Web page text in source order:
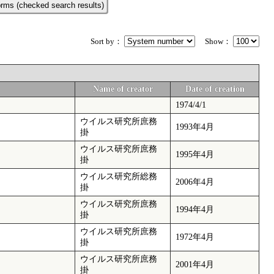
(checked search results)
Show：
Sort by：
Name of creator
Date of creation
1974/4/1
ウイルス研究所庶務
掛
1993年4月
ウイルス研究所庶務
掛
1995年4月
ウイルス研究所総務
掛
2006年4月
ウイルス研究所庶務
掛
1994年4月
ウイルス研究所庶務
掛
1972年4月
ウイルス研究所庶務
掛
2001年4月